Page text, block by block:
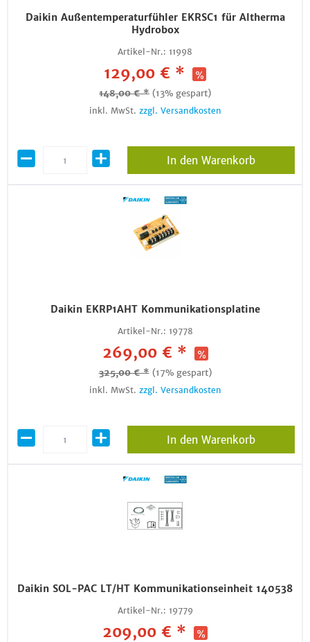
Daikin Außentemperaturfühler EKRSC1 für Altherma
Hydrobox
Artikel-Nr.: 11998
129,00 € *
148,00 € * (13% gespart)
inkl. MwSt. zzgl. Versandkosten
In den Warenkorb
Daikin EKRP1AHT Kommunikationsplatine
Artikel-Nr.: 19778
269,00 € *
325,00 € * (17% gespart)
inkl. MwSt. zzgl. Versandkosten
In den Warenkorb
Daikin SOL-PAC LT/HT Kommunikationseinheit 140538
Artikel-Nr.: 19779
209,00 € *